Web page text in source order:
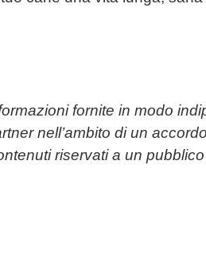
fornite in modo
nell’ambito di un
riservati a un